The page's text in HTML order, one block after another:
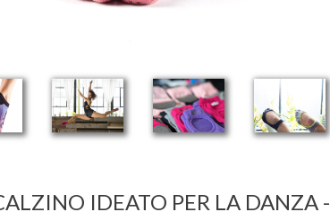
IDEATO PER LA DANZA -